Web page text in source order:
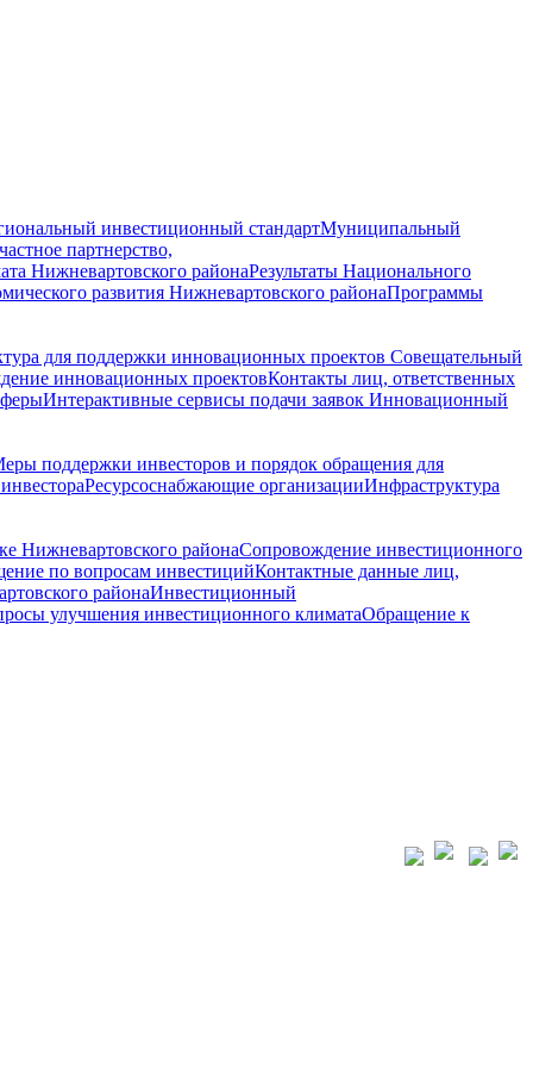
инвестиционный стандартМуниципальный
партнерство,
Нижневартовского районаРезультаты Национального
развития Нижневартовского районаПрограммы
для поддержки инновационных проектов Совещательный
инновационных проектовКонтакты лиц, ответственных
Интерактивные сервисы подачи заявок Инновационный
поддержки инвесторов и порядок обращения для
Ресурсоснабжающие организацииИнфраструктура
Нижневартовского районаСопровождение инвестиционного
по вопросам инвестицийКонтактные данные лиц,
районаИнвестиционный
улучшения инвестиционного климатаОбращение к